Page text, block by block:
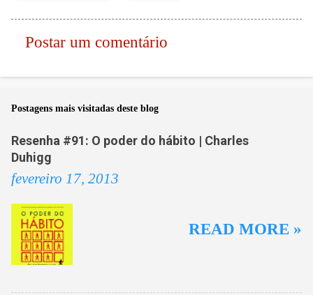
e
t
i
o
s
Postar um comentário
Postagens mais visitadas deste blog
Resenha #91: O poder do hábito | Charles
Duhigg
fevereiro 17, 2013
READ MORE »